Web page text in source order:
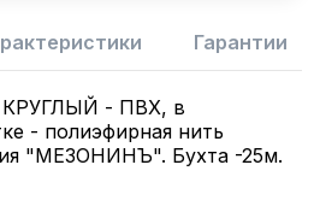
Гарантии
- ПВХ, в
- полиэфирная нить
"МЕЗОНИНЪ". Бухта -25м.